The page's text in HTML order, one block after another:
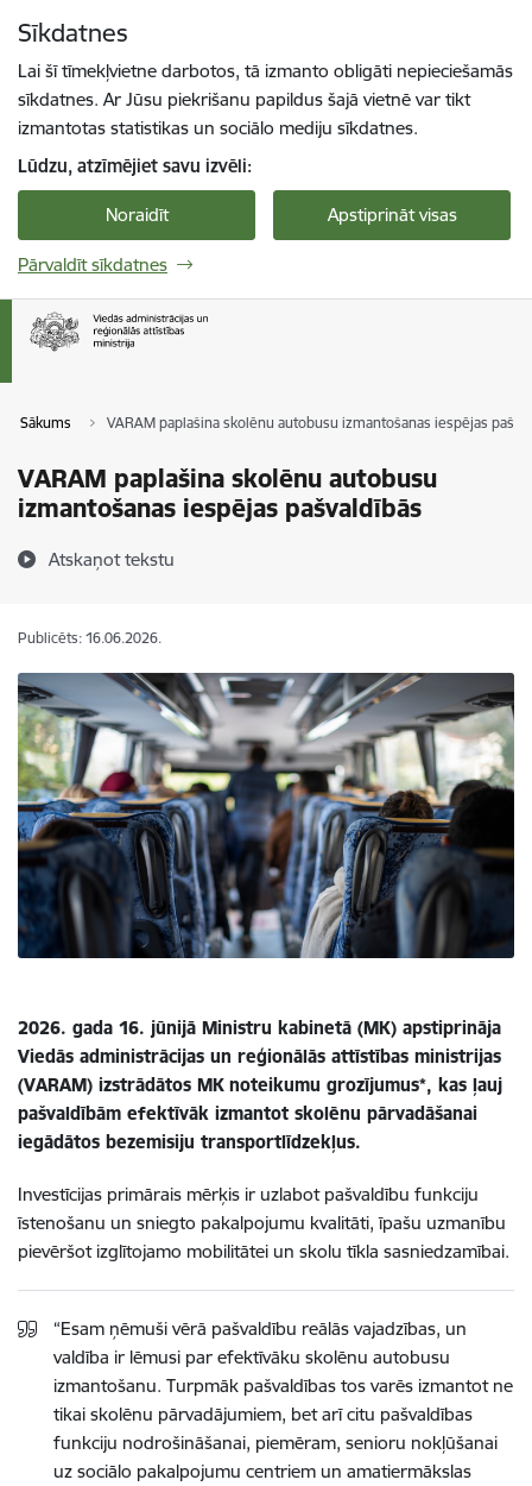
Sīkdatnes
Lai šī tīmekļvietne darbotos, tā izmanto obligāti nepieciešamās
sīkdatnes. Ar Jūsu piekrišanu papildus šajā vietnē var tikt
izmantotas statistikas un sociālo mediju sīkdatnes.
Lūdzu, atzīmējiet savu izvēli:
Noraidīt Apstiprināt visas
Pārvaldīt sīkdatnes
Sākums VARAM paplašina skolēnu autobusu izmantošanas iespējas
VARAM paplašina skolēnu autobusu
izmantošanas iespējas pašvaldībās
Atskaņot tekstu
Publicēts: 16.06.2026.
2026. gada 16. jūnijā Ministru kabinetā (MK) apstiprināja
Viedās administrācijas un reģionālās attīstības ministrijas
(VARAM) izstrādātos MK noteikumu grozījumus*, kas ļauj
pašvaldībām efektīvāk izmantot skolēnu pārvadāšanai
iegādātos bezemisiju transportlīdzekļus.
Investīcijas primārais mērķis ir uzlabot pašvaldību funkciju
īstenošanu un sniegto pakalpojumu kvalitāti, īpašu uzmanību
pievēršot izglītojamo mobilitātei un skolu tīkla sasniedzamībai.
“Esam ņēmuši vērā pašvaldību reālās vajadzības, un
valdība ir lēmusi par efektīvāku skolēnu autobusu
izmantošanu. Turpmāk pašvaldības tos varēs izmantot ne
tikai skolēnu pārvadājumiem, bet arī citu pašvaldības
funkciju nodrošināšanai, piemēram, senioru nokļūšanai
uz sociālo pakalpojumu centriem un amatiermākslas